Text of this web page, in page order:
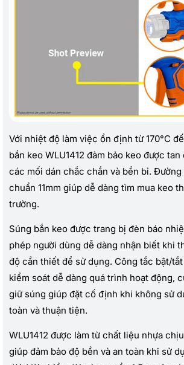
Với nhiệt độ làm việc ổn định từ 170°C
bắn keo WLU1412 đảm bảo keo được
các mối dán chắc chắn và bền bỉ.
chuẩn 11mm giúp dễ dàng tìm mua keo
trường.
Súng bắn keo được trang bị đèn báo
phép người dùng dễ dàng nhận biết khi
độ cần thiết để sử dụng. Công tắc bật/
kiểm soát dễ dàng quá trình hoạt động,
giữ súng giúp đặt cố định khi không sử
toàn và thuận tiện.
WLU1412 được làm từ chất liệu nhựa
giúp đảm bảo độ bền và an toàn khi sử